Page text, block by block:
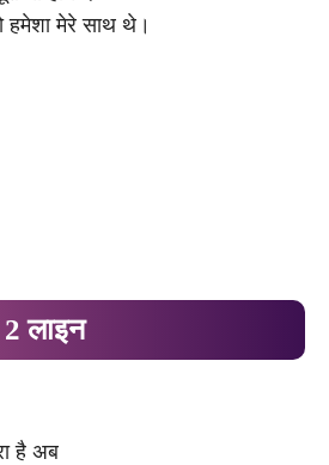
हमेशा मेरे साथ थे।
लाइन
है अब